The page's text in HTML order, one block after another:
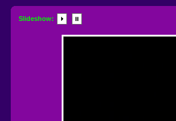
Slideshow: